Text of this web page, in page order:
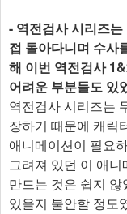
- 역전검사 시리즈
접 돌아다니며 수사
해 이번 역전검사
어려운 부분들도 있
역전검사 시리즈는
장하기 때문에 캐릭
애니메이션이 필요
그려져 있던 이 애
만드는 것은 쉽지
있을지 불안할 정도